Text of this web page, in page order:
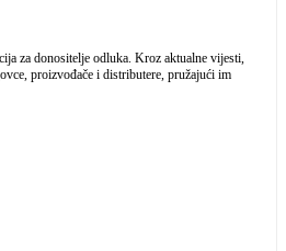
za donositelje odluka. Kroz aktualne vijesti,
proizvođače i distributere, pružajući im